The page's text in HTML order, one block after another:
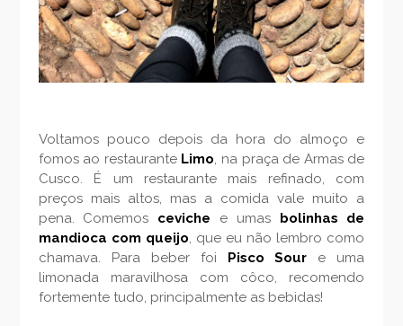
Voltamos pouco depois da hora do almoço e
fomos ao restaurante Limo , na praça de Armas de
Cusco. É um restaurante mais refinado, com
preços mais altos, mas a comida vale muito a
pena. Comemos ceviche e umas bolinhas de
mandioca com queijo , que eu não lembro como
chamava. Para beber foi Pisco Sour e uma
limonada maravilhosa com côco, recomendo
fortemente tudo, principalmente as bebidas!